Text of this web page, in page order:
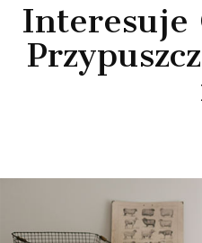
Interesuje